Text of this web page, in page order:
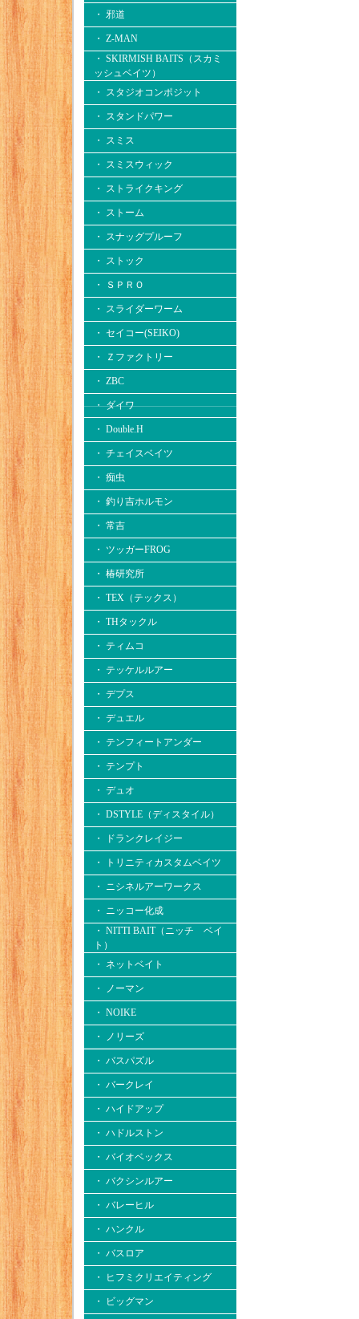
・ 邪道
・ Z-MAN
・ SKIRMISH BAITS（スカミ
ッシュベイツ）
・ スタジオコンポジット
・ スタンドパワー
・ スミス
・ スミスウィック
・ ストライクキング
・ ストーム
・ スナッグプルーフ
・ ストック
・ ＳＰＲＯ
・ スライダーワーム
・ セイコー(SEIKO)
・ Ｚファクトリー
・ ZBC
・ ダイワ
・ Double.H
・ チェイスベイツ
・ 痴虫
・ 釣り吉ホルモン
・ 常吉
・ ツッガーFROG
・ 椿研究所
・ TEX（テックス）
・ THタックル
・ ティムコ
・ テッケルルアー
・ デプス
・ デュエル
・ テンフィートアンダー
・ テンプト
・ デュオ
・ DSTYLE（ディスタイル）
・ ドランクレイジー
・ トリニティカスタムベイツ
・ ニシネルアーワークス
・ ニッコー化成
・ NITTI BAIT（ニッチ ベイ
ト）
・ ネットベイト
・ ノーマン
・ NOIKE
・ ノリーズ
・ バスパズル
・ バークレイ
・ ハイドアップ
・ ハドルストン
・ バイオベックス
・ バクシンルアー
・ バレーヒル
・ ハンクル
・ バスロア
・ ヒフミクリエイティング
・ ビッグマン